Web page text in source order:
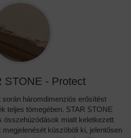
STONE - Protect
során háromdimenziós erősítést
teljes tömegében. STAR STONE
összehúzódások miatt keletkezett
küszöböli ki, jelentősen